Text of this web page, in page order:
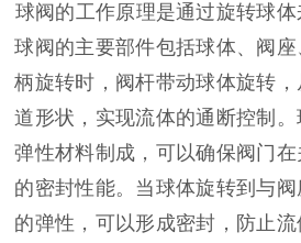
球阀的工作原理是通过旋转球体
球阀的主要部件包括球体、阀
柄旋转时，阀杆带动球体旋转
道形状，实现流体的通断控制
弹性材料制成，可以确保阀门
的密封性能。当球体旋转到与
的弹性，可以形成密封，防止